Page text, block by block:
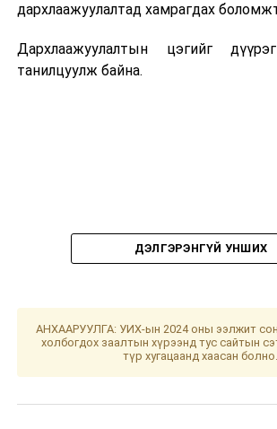
дархлаажуулалтад хамрагдах
Дархлаажуулалтын цэгийг
танилцуулж байна.
ДЭЛГЭРЭНГҮЙ УНШИХ
АНХААРУУЛГА: УИХ-ын 2024 оны ээлжит
холбогдох заалтын хүрээнд тус сайтын
түр хугацаанд хаасан болно.